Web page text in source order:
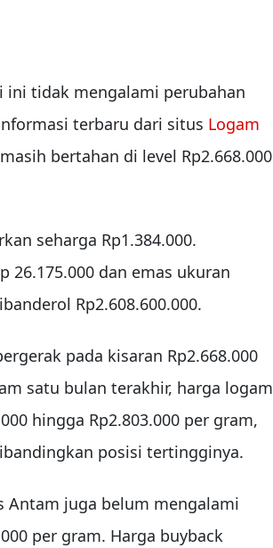
ini tidak mengalami perubahan
terbaru dari situs Logam
bertahan di level Rp2.668.000
seharga Rp1.384.000.
26.175.000 dan emas ukuran
Rp2.608.600.000.
pada kisaran Rp2.668.000
satu bulan terakhir, harga logam
hingga Rp2.803.000 per gram,
posisi tertingginya.
Antam juga belum mengalami
per gram. Harga buyback